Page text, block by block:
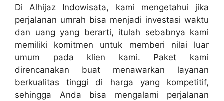
Di Alhijaz Indowisata, kami mengetahui jika
perjalanan umrah bisa menjadi investasi waktu
dan uang yang berarti, itulah sebabnya kami
memiliki komitmen untuk memberi nilai luar
umum pada klien kami. Paket kami
direncanakan buat menawarkan layanan
berkualitas tinggi di harga yang kompetitif,
sehingga Anda bisa mengalami perjalanan